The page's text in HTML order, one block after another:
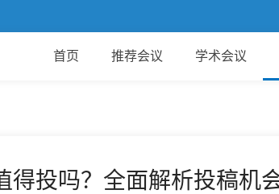
首页 推荐会议 学术会议
得投吗？全面解析投稿机